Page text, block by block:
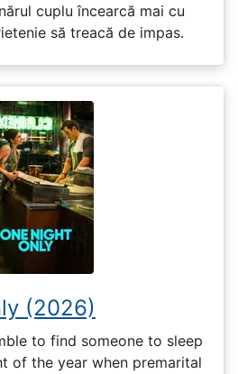
cuplu încearcă mai cu
să treacă de impas.
(2026)
to find someone to sleep
of the year when premarital